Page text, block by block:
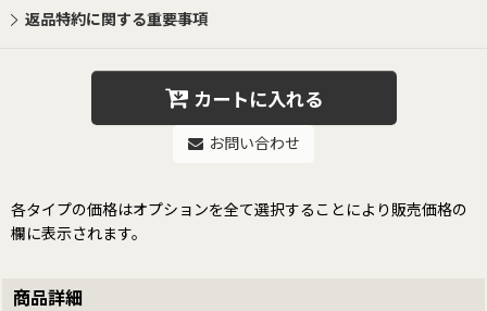
返品特約に関する重要事項
カートに入れる
お問い合わせ
各タイプの価格はオプションを全て選択することにより販売価格の
欄に表示されます。
商品詳細